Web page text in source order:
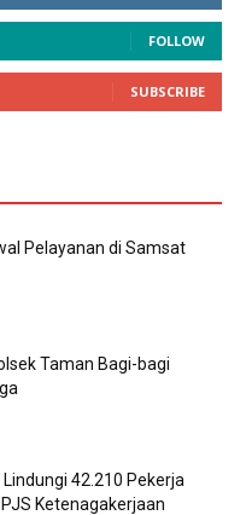
FOLLOW
SUBSCRIBE
Pelayanan di Samsat
Taman Bagi-bagi
42.210 Pekerja
Ketenagakerjaan